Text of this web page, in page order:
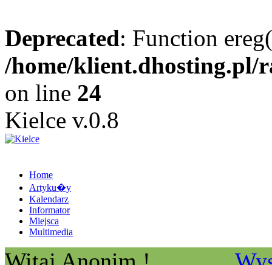
Deprecated: Function
/home/klient.dhosting.pl/
on line 24
Kielce v.0.8
Home
Artyku�y
Kalendarz
Informator
Miejsca
Multimedia